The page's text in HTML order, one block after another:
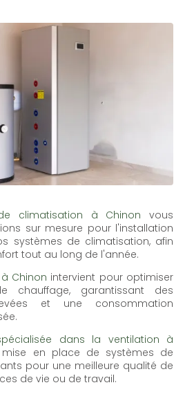
climatisation à Chinon vous
sur mesure pour l'installation
systèmes de climatisation, afin
tout au long de l'année.
Chinon intervient pour optimiser
chauffage, garantissant des
et une consommation
dans la ventilation à
en place de systèmes de
pour une meilleure qualité de
de vie ou de travail.